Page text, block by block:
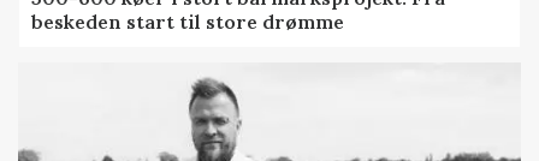
beskeden start til store drømme